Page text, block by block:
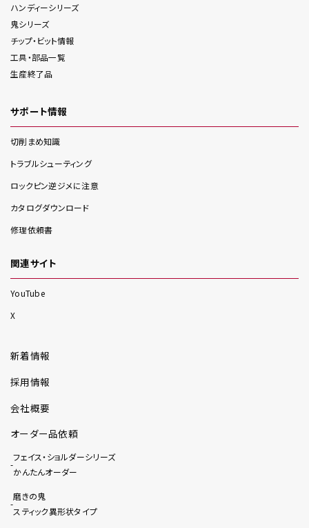
ハンディーシリーズ
鬼シリーズ
チップ・ビット情報
工具・部品一覧
生産終了品
サポート情報
切削まめ知識
トラブルシューティング
ロックピン逆ジメに注意
カタログダウンロード
修理依頼書
関連サイト
YouTube
X
新着情報
採用情報
会社概要
オーダー品依頼
フェイス・ショルダーシリーズ
かんたんオーダー
磨きの鬼
スティック異形状タイプ